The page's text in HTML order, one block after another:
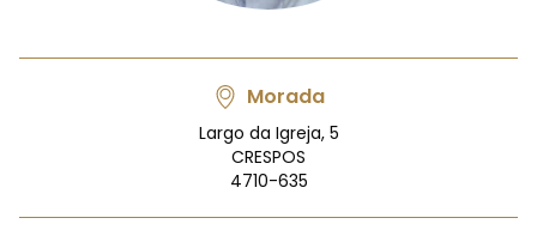
Morada
Largo da Igreja, 5
CRESPOS
4710-635